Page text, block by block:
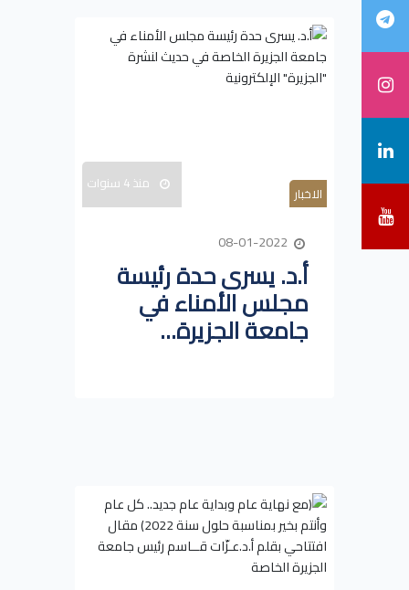
الاخبار منذ 4 سنوات
أ.د. يسرى حدة رئيسة
مجلس الأمناء في
جامعة الجزيرة...